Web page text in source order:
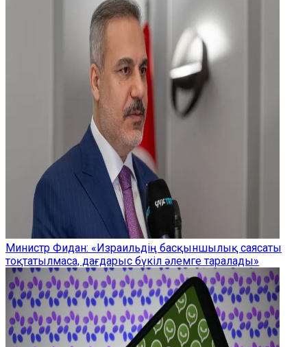
Министр Фидан: «Израильдің басқыншылық саясаты
тоқтатылмаса, дағдарыс бүкіл әлемге таралады»